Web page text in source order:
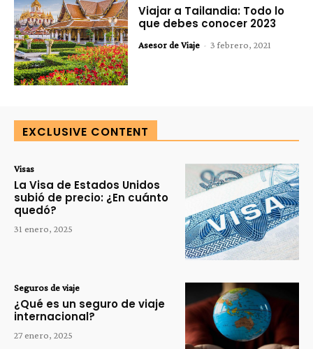
Viajar a Tailandia: Todo lo
que debes conocer 2023
Asesor de Viaje - 3 febrero, 2021
EXCLUSIVE CONTENT
Visas
La Visa de Estados Unidos
subió de precio: ¿En cuánto
quedó?
31 enero, 2025
Seguros de viaje
¿Qué es un seguro de viaje
internacional?
27 enero, 2025